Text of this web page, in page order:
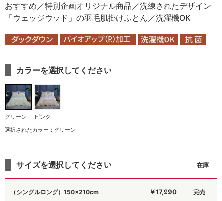
おすすめ／特別企画オリジナル商品／洗練されたデザイン
「ウェッジウッド」の羽毛肌掛けふとん／洗濯機OK
カラーを選択してください
グリーン
ピンク
選択されたカラー：グリーン
サイズを選択してください
（シングルロング）150×210cm ￥17,990 完売